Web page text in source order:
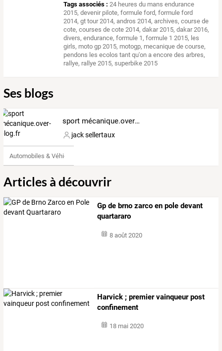
Tags associés : 24 heures du mans endurance
2015,devenir pilote,formule ford,formule ford
2014,gt tour 2014,andros 2014,archives,course de
cote,courses de cote 2014,dakar 2015,dakar 2016,
divers,endurance,formule 1,formule 1 2015, les
girls, moto gp 2015, motogp, mecanique de course,
pendons les ecolos tant qu'on a encore des arbres,
rallye, rallye 2015,superbike 2015
Ses blogs
sport mécanique.over-blog.fr
jack sellertaux
Automobiles & Véhicules
Articles à découvrir
Gp de brno zarco en pole devant
quartararo
8 août 2020
Harvick ; premier vainqueur post
confinement
18 mai 2020